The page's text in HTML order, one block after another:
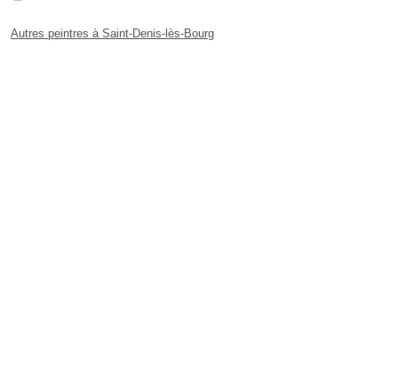
Autres peintres à Saint-Denis-lès-Bourg